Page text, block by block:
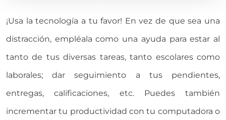
¡Usa la tecnología a tu favor! En vez de que sea una
distracción, empléala como una ayuda para estar al
tanto de tus diversas tareas, tanto escolares como
laborales; dar seguimiento a tus pendientes,
entregas, calificaciones, etc. Puedes también
incrementar tu productividad con tu computadora o